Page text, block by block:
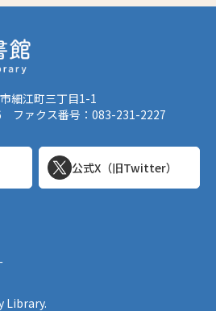
細江町三丁目1-1
ファクス番号：083-231-2227
公式X（旧Twitter）
Library.